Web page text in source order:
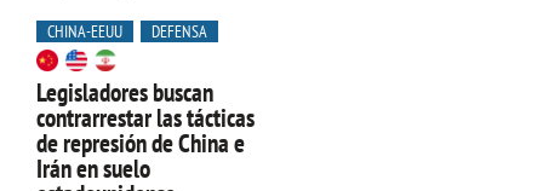
CHINA-EEUU DEFENSA
Legisladores buscan
contrarrestar las tácticas
de represión de China e
Irán en suelo